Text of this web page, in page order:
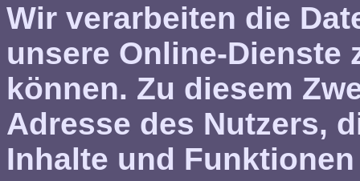
Wir verarbeiten die
unsere Online-Dienste
können. Zu diesem
Adresse des Nutzers,
Inhalte und